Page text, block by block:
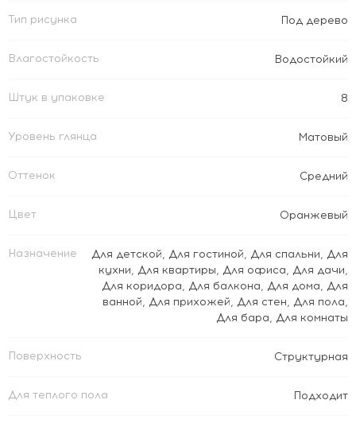
Тип рисунка Под дерево
Влагостойкость Водостойкий
Штук в упаковке 8
Уровень глянца Матовый
Оттенок Средний
Цвет Оранжевый
Назначение Для детской, Для гостиной, Для спальни, Для
кухни, Для квартиры, Для офиса, Для дачи,
Для коридора, Для балкона, Для дома, Для
ванной, Для прихожей, Для стен, Для пола,
Для бара, Для комнаты
Поверхность Структурная
Для теплого пола Подходит